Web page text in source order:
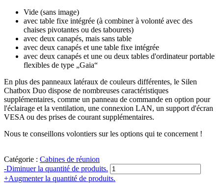
Vide (sans image)
avec table fixe intégrée (à combiner à volonté avec des
chaises pivotantes ou des tabourets)
avec deux canapés, mais sans table
avec deux canapés et une table fixe intégrée
avec deux canapés et une ou deux tables d'ordinateur portable
flexibles de type „Gaia“
En plus des panneaux latéraux de couleurs différentes, le Silen
Chatbox Duo dispose de nombreuses caractéristiques
supplémentaires, comme un panneau de commande en option pour
l'éclairage et la ventilation, une connexion LAN, un support d'écran
VESA ou des prises de courant supplémentaires.
Nous te conseillons volontiers sur les options qui te concernent !
Catégorie : Cabines de réunion
-Diminuer la quantité de produits. Quantité
2er-
+Augmenter la quantité de produits.